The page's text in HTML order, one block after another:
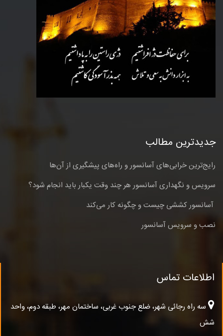
جدیدترین مطالب
رایج‌ترین خرابی‌های آسانسور و راه‌های پیشگیری از آن‌ها
سرویس و نگهداری آسانسور هر چند وقت یکبار باید انجام شود؟
آسانسور کششی چیست و چگونه کار می‌کند
نصب و سرویس آسانسور
اطلاعات تماس
سه راه رجائی شهر، ضلع جنوب غربی، ساختمان مهر، طبقه دوم، واحد
شش